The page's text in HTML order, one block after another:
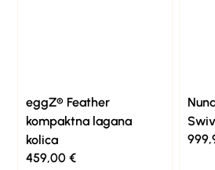
eggZ® Feather
kompaktna lagana
kolica
459,00€